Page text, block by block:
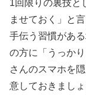
1回限りの裏技と
ませておく」と
手伝う習慣があ
の方に「うっか
さんのスマホを
意しておきましょ